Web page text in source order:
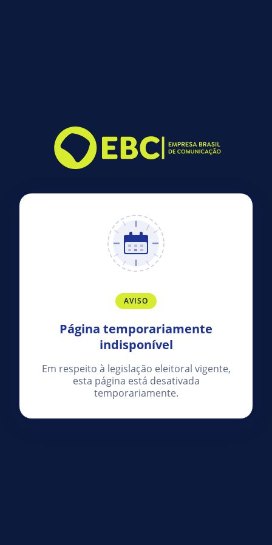
AVISO
Página temporariamente
indisponível
Em respeito à legislação eleitoral vigente,
esta página está desativada
temporariamente.